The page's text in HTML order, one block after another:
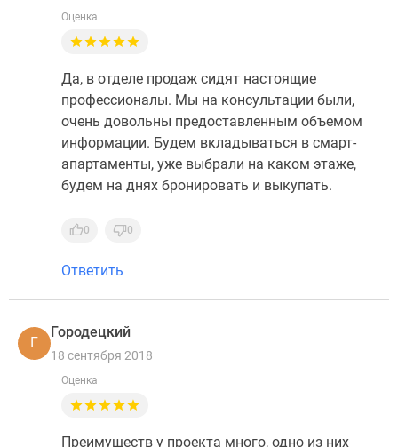
Оценка
Да, в отделе продаж сидят настоящие
профессионалы. Мы на консультации были,
очень довольны предоставленным объемом
информации. Будем вкладываться в смарт-
апартаменты, уже выбрали на каком этаже,
будем на днях бронировать и выкупать.
0 0
Ответить
Г
Городецкий
18 сентября 2018
Оценка
Преимуществ у проекта много, одно из них